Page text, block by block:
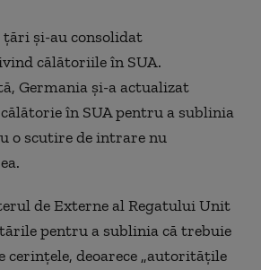
țări și-au consolidat
călătoriile în SUA.
Germania și-a actualizat
în SUA pentru a sublinia
o scutire de intrare nu
de Externe al Regatului Unit
pentru a sublinia că trebuie
cerințele, deoarece „autoritățile